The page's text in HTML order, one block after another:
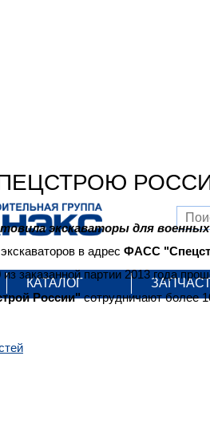
КАТАЛОГ
экскаваторы для
в адрес ФАСС
заказанной партии 2013 года
России"сотрудничают более